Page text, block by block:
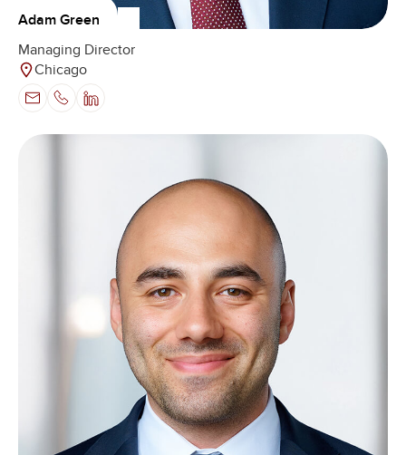
Adam Green
Managing Director
Chicago